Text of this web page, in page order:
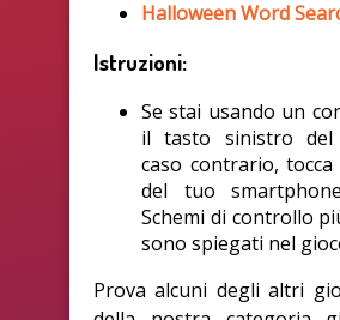
Halloween Word
Istruzioni:
Se stai usando un
il tasto sinistro del
caso contrario,
del tuo
Schemi di controllo
sono spiegati nel
Prova alcuni degli altri